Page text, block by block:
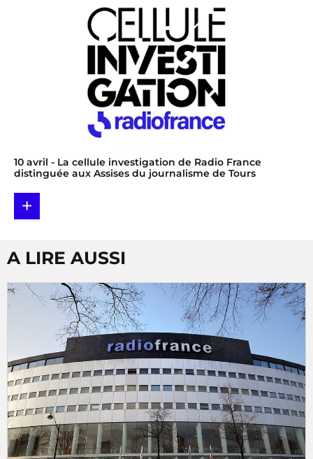
10 avril - La cellule investigation de Radio France
distinguée aux Assises du journalisme de Tours
+
A LIRE AUSSI